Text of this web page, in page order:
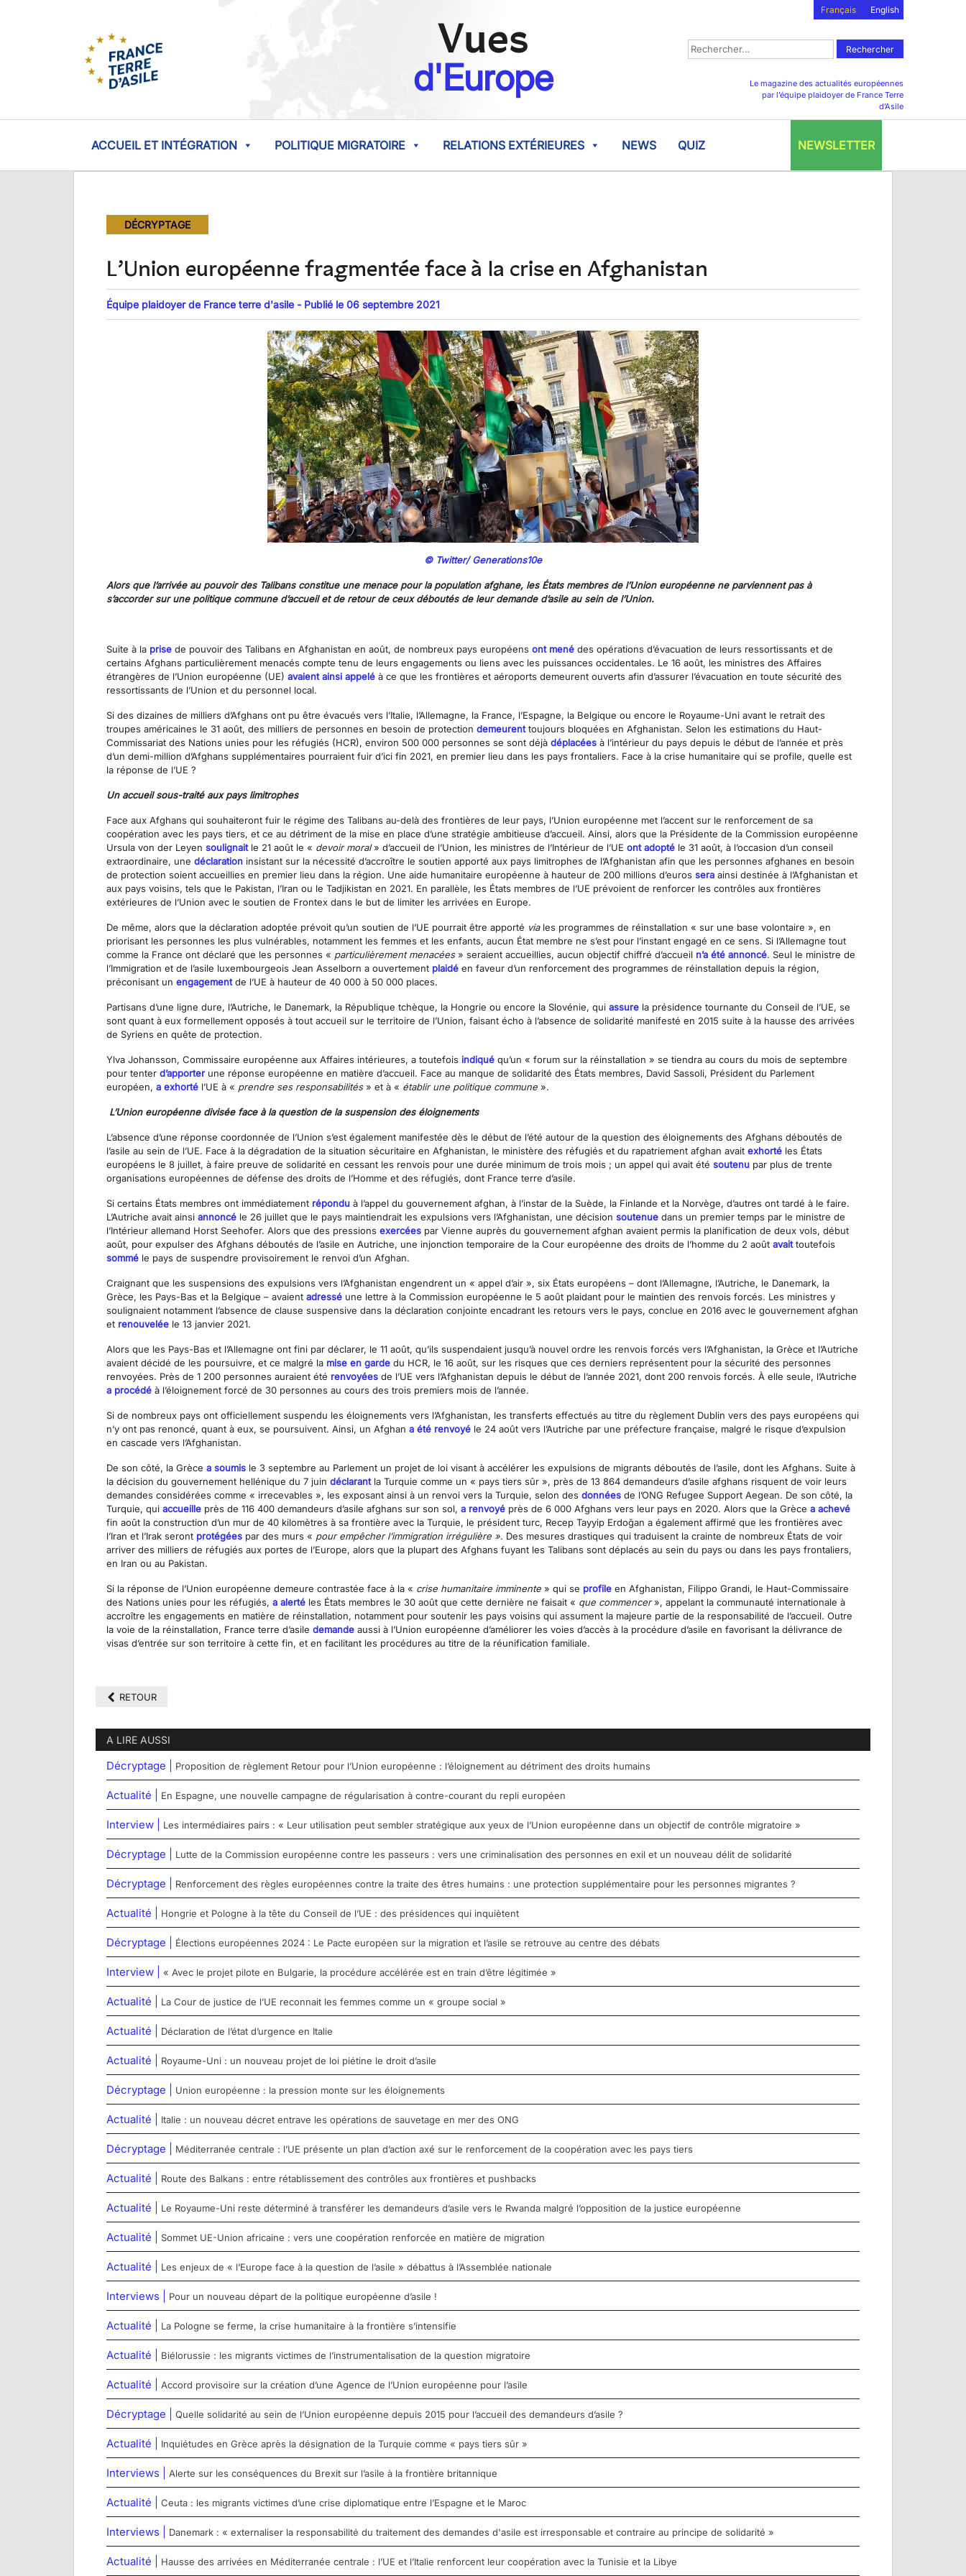
Français English
Vues
d'Europe
Rechercher :
Le magazine des actualités européennes
par l’équipe plaidoyer de France Terre
d’Asile
ACCUEIL ET INTÉGRATION POLITIQUE MIGRATOIRE RELATIONS EXTÉRIEURES NEWS QUIZ NEWSLETTER
DÉCRYPTAGE
L’Union européenne fragmentée face à la crise en Afghanistan
Équipe plaidoyer de France terre d'asile - Publié le 06 septembre 2021
© Twitter/ Generations10e
Alors que l’arrivée au pouvoir des Talibans constitue une menace pour la population afghane, les États membres de l’Union européenne ne parviennent pas à
s’accorder sur une politique commune d’accueil et de retour de ceux déboutés de leur demande d’asile au sein de l’Union.
Suite à la prise de pouvoir des Talibans en Afghanistan en août, de nombreux pays européens ont mené des opérations d’évacuation de leurs ressortissants et de
certains Afghans particulièrement menacés compte tenu de leurs engagements ou liens avec les puissances occidentales. Le 16 août, les ministres des Affaires
étrangères de l’Union européenne (UE) avaient ainsi appelé à ce que les frontières et aéroports demeurent ouverts afin d’assurer l’évacuation en toute sécurité des
ressortissants de l’Union et du personnel local.
Si des dizaines de milliers d’Afghans ont pu être évacués vers l’Italie, l’Allemagne, la France, l’Espagne, la Belgique ou encore le Royaume-Uni avant le retrait des
troupes américaines le 31 août, des milliers de personnes en besoin de protection demeurenttoujours bloquées en Afghanistan. Selon les estimations du Haut-
Commissariat des Nations unies pour les réfugiés (HCR), environ 500 000 personnes se sont déjà déplacées à l’intérieur du pays depuis le début de l’année et près
d’un demi-million d’Afghans supplémentaires pourraient fuir d’ici fin 2021, en premier lieu dans les pays frontaliers. Face à la crise humanitaire qui se profile, quelle est
la réponse de l’UE ?
Un accueil sous-traité aux pays limitrophes
Face aux Afghans qui souhaiteront fuir le régime des Talibans au-delà des frontières de leur pays, l’Union européenne met l’accent sur le renforcement de sa
coopération avec les pays tiers, et ce au détriment de la mise en place d’une stratégie ambitieuse d’accueil. Ainsi, alors que la Présidente de la Commission européenne
Ursula von der Leyen soulignaitle 21 août le « devoir moral» d’accueil de l’Union, les ministres de l’Intérieur de l’UE ont adopté le 31 août, à l’occasion d’un conseil
extraordinaire, une déclaration insistant sur la nécessité d’accroître le soutien apporté aux pays limitrophes de l’Afghanistan afin que les personnes afghanes en besoin
de protection soient accueillies en premier lieu dans la région. Une aide humanitaire européenne à hauteur de 200 millions d’euros sera ainsi destinée à l’Afghanistan et
aux pays voisins, tels que le Pakistan, l’Iran ou le Tadjikistan en 2021. En parallèle, les États membres de l’UE prévoient de renforcer les contrôles aux frontières
extérieures de l’Union avec le soutien de Frontex dans le but de limiter les arrivées en Europe.
De même, alors que la déclaration adoptée prévoit qu’un soutien de l’UE pourrait être apporté viales programmes de réinstallation « sur une base volontaire », en
priorisant les personnes les plus vulnérables, notamment les femmes et les enfants, aucun État membre ne s’est pour l’instant engagé en ce sens. Si l’Allemagne tout
comme la France ont déclaré que les personnes « particulièrement menacées» seraient accueillies, aucun objectif chiffré d’accueil n’a été annoncé. Seul le ministre de
l’Immigration et de l’asile luxembourgeois Jean Asselborn a ouvertement plaidé en faveur d’un renforcement des programmes de réinstallation depuis la région,
préconisant un engagementde l’UE à hauteur de 40 000 à 50 000 places.
Partisans d’une ligne dure, l’Autriche, le Danemark, la République tchèque, la Hongrie ou encore la Slovénie, qui assure la présidence tournante du Conseil de l’UE, se
sont quant à eux formellement opposés à tout accueil sur le territoire de l’Union, faisant écho à l’absence de solidarité manifesté en 2015 suite à la hausse des arrivées
de Syriens en quête de protection.
Ylva Johansson, Commissaire européenne aux Affaires intérieures, a toutefois indiqué qu’un « forum sur la réinstallation » se tiendra au cours du mois de septembre
pour tenter d’apporterune réponse européenne en matière d’accueil. Face au manque de solidarité des États membres, David Sassoli, Président du Parlement
européen, a exhorté l’UE à « prendre ses responsabilités» et à « établir une politique commune ».
L’Union européenne divisée face à la question de la suspension des éloignements
L’absence d’une réponse coordonnée de l’Union s’est également manifestée dès le début de l’été autour de la question des éloignements des Afghans déboutés de
l’asile au sein de l’UE. Face à la dégradation de la situation sécuritaire en Afghanistan, le ministère des réfugiés et du rapatriement afghan avait exhorté les États
européens le 8 juillet, à faire preuve de solidarité en cessant les renvois pour une durée minimum de trois mois ; un appel qui avait été soutenu par plus de trente
organisations européennes de défense des droits de l’Homme et des réfugiés, dont France terre d’asile.
Si certains États membres ont immédiatement répondu à l’appel du gouvernement afghan, à l’instar de la Suède, la Finlande et la Norvège, d’autres ont tardé à le faire.
L’Autriche avait ainsi annoncé le 26 juillet que le pays maintiendrait les expulsions vers l’Afghanistan, une décision soutenue dans un premier temps par le ministre de
l’Intérieur allemand Horst Seehofer. Alors que des pressions exercées par Vienne auprès du gouvernement afghan avaient permis la planification de deux vols, début
août, pour expulser des Afghans déboutés de l’asile en Autriche, une injonction temporaire de la Cour européenne des droits de l’homme du 2 août avaittoutefois
sommé le pays de suspendre provisoirement le renvoi d’un Afghan.
Craignant que les suspensions des expulsions vers l’Afghanistan engendrent un « appel d’air », six États européens – dont l’Allemagne, l’Autriche, le Danemark, la
Grèce, les Pays-Bas et la Belgique – avaient adressé une lettre à la Commission européenne le 5 août plaidant pour le maintien des renvois forcés. Les ministres y
soulignaient notamment l’absence de clause suspensive dans la déclaration conjointe encadrant les retours vers le pays, conclue en 2016 avec le gouvernement afghan
et renouvelée le 13 janvier 2021.
Alors que les Pays-Bas et l’Allemagne ont fini par déclarer, le 11 août, qu’ils suspendaient jusqu’à nouvel ordre les renvois forcés vers l’Afghanistan, la Grèce et l’Autriche
avaient décidé de les poursuivre, et ce malgré la mise en garde du HCR, le 16 août, sur les risques que ces derniers représentent pour la sécurité des personnes
renvoyées. Près de 1 200 personnes auraient été renvoyées de l’UE vers l’Afghanistan depuis le début de l’année 2021, dont 200 renvois forcés. À elle seule, l’Autriche
a procédé à l’éloignement forcé de 30 personnes au cours des trois premiers mois de l’année.
Si de nombreux pays ont officiellement suspendu les éloignements vers l’Afghanistan, les transferts effectués au titre du règlement Dublin vers des pays européens qui
n’y ont pas renoncé, quant à eux, se poursuivent. Ainsi, un Afghan a été renvoyé le 24 août vers l’Autriche par une préfecture française, malgré le risque d’expulsion
en cascade vers l’Afghanistan.
De son côté, la Grèce a soumis le 3 septembre au Parlement un projet de loi visant à accélérer les expulsions de migrants déboutés de l’asile, dont les Afghans. Suite à
la décision du gouvernement hellénique du 7 juin déclarantla Turquie comme un « pays tiers sûr », près de 13 864 demandeurs d’asile afghans risquent de voir leurs
demandes considérées comme « irrecevables », les exposant ainsi à un renvoi vers la Turquie, selon des données de l’ONG Refugee Support Aegean. De son côté, la
Turquie, qui accueille près de 116 400 demandeurs d’asile afghans sur son sol, a renvoyé près de 6 000 Afghans vers leur pays en 2020. Alors que la Grèce a achevé
fin août la construction d’un mur de 40 kilomètres à sa frontière avec la Turquie, le président turc, Recep Tayyip Erdoğan a également affirmé que les frontières avec
l’Iran et l’Irak seront protégées par des murs « pour empêcher l’immigration irrégulière ». Des mesures drastiques qui traduisent la crainte de nombreux États de voir
arriver des milliers de réfugiés aux portes de l’Europe, alors que la plupart des Afghans fuyant les Talibans sont déplacés au sein du pays ou dans les pays frontaliers,
en Iran ou au Pakistan.
Si la réponse de l’Union européenne demeure contrastée face à la « crise humanitaire imminente » qui se profile en Afghanistan, Filippo Grandi, le Haut-Commissaire
des Nations unies pour les réfugiés, a alerté les États membres le 30 août que cette dernière ne faisait « que commencer», appelant la communauté internationale à
accroître les engagements en matière de réinstallation, notamment pour soutenir les pays voisins qui assument la majeure partie de la responsabilité de l’accueil. Outre
la voie de la réinstallation, France terre d’asile demande aussi à l’Union européenne d’améliorer les voies d’accès à la procédure d’asile en favorisant la délivrance de
visas d’entrée sur son territoire à cette fin, et en facilitant les procédures au titre de la réunification familiale.
RETOUR
A LIRE AUSSI
Décryptage | Proposition de règlement Retour pour l’Union européenne : l’éloignement au détriment des droits humains
Actualité | En Espagne, une nouvelle campagne de régularisation à contre-courant du repli européen
Interview | Les intermédiaires pairs : « Leur utilisation peut sembler stratégique aux yeux de l’Union européenne dans un objectif de contrôle migratoire »
Décryptage | Lutte de la Commission européenne contre les passeurs : vers une criminalisation des personnes en exil et un nouveau délit de solidarité
Décryptage | Renforcement des règles européennes contre la traite des êtres humains : une protection supplémentaire pour les personnes migrantes ?
Actualité | Hongrie et Pologne à la tête du Conseil de l’UE : des présidences qui inquiètent
Décryptage | Élections européennes 2024 : Le Pacte européen sur la migration et l’asile se retrouve au centre des débats
Interview | « Avec le projet pilote en Bulgarie, la procédure accélérée est en train d’être légitimée »
Actualité | La Cour de justice de l’UE reconnait les femmes comme un « groupe social »
Actualité | Déclaration de l’état d’urgence en Italie
Actualité | Royaume-Uni : un nouveau projet de loi piétine le droit d’asile
Décryptage | Union européenne : la pression monte sur les éloignements
Actualité | Italie : un nouveau décret entrave les opérations de sauvetage en mer des ONG
Décryptage | Méditerranée centrale : l’UE présente un plan d’action axé sur le renforcement de la coopération avec les pays tiers
Actualité | Route des Balkans : entre rétablissement des contrôles aux frontières et pushbacks
Actualité | Le Royaume-Uni reste déterminé à transférer les demandeurs d’asile vers le Rwanda malgré l’opposition de la justice européenne
Actualité | Sommet UE-Union africaine : vers une coopération renforcée en matière de migration
Actualité | Les enjeux de « l’Europe face à la question de l’asile » débattus à l’Assemblée nationale
Interviews | Pour un nouveau départ de la politique européenne d’asile !
Actualité | La Pologne se ferme, la crise humanitaire à la frontière s’intensifie
Actualité | Biélorussie : les migrants victimes de l’instrumentalisation de la question migratoire
Actualité | Accord provisoire sur la création d’une Agence de l’Union européenne pour l’asile
Décryptage | Quelle solidarité au sein de l’Union européenne depuis 2015 pour l’accueil des demandeurs d’asile ?
Actualité | Inquiétudes en Grèce après la désignation de la Turquie comme « pays tiers sûr »
Interviews | Alerte sur les conséquences du Brexit sur l’asile à la frontière britannique
Actualité | Ceuta : les migrants victimes d’une crise diplomatique entre l’Espagne et le Maroc
Interviews | Danemark : « externaliser la responsabilité du traitement des demandes d'asile est irresponsable et contraire au principe de solidarité »
Actualité | Hausse des arrivées en Méditerranée centrale : l’UE et l’Italie renforcent leur coopération avec la Tunisie et la Libye